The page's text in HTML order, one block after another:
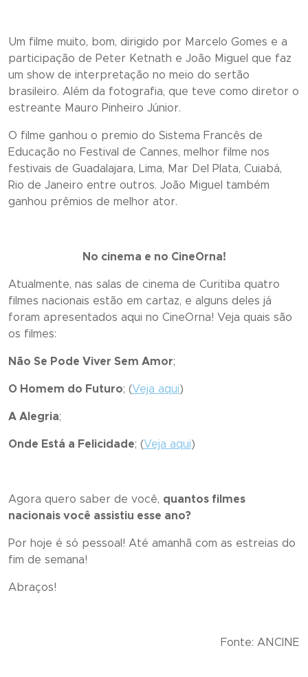
Um filme muito, bom, dirigido por Marcelo Gomes e a
participação de Peter Ketnath e João Miguel que faz
um show de interpretação no meio do sertão
brasileiro. Além da fotografia, que teve como diretor o
estreante Mauro Pinheiro Júnior.
O filme ganhou o premio do Sistema Francês de
Educação no Festival de Cannes, melhor filme nos
festivais de Guadalajara, Lima, Mar Del Plata, Cuiabá,
Rio de Janeiro entre outros. João Miguel também
ganhou prêmios de melhor ator.
No cinema e no CineOrna!
Atualmente, nas salas de cinema de Curitiba quatro
filmes nacionais estão em cartaz, e alguns deles já
foram apresentados aqui no CineOrna! Veja quais são
os filmes:
Não Se Pode Viver Sem Amor;
O Homem do Futuro; (Veja aqui)
A Alegria;
Onde Está a Felicidade; (Veja aqui)
Agora quero saber de você, quantos filmes
nacionais você assistiu esse ano?
Por hoje é só pessoal! Até amanhã com as estreias do
fim de semana!
Abraços!
Fonte: ANCINE